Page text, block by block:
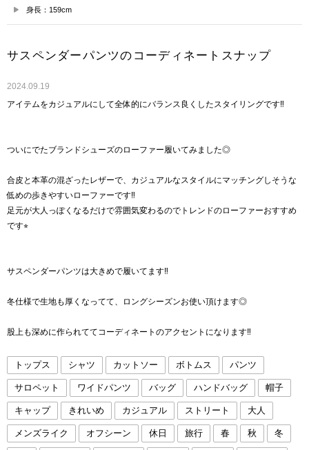
身長：159cm
サスペンダーパンツのコーディネートスナップ
2024.09.19
アイテムをカジュアルにして全体的にバランス良くしたスタイリングです‼︎
ついにでたブランドシューズのローファー履いてみました◎
合皮と本革の混ざったレザーで、カジュアルなスタイルにマッチングしそうな
低めの歩きやすいローファーです‼︎
足元が大人っぽくなるだけで雰囲気変わるのでトレンドのローファーおすすめ
です⭐︎
サスペンダーパンツは大きめで履いてます‼︎
冬仕様で生地も厚くなってて、ロングシーズンお使い頂けます◎
股上も深めに作られててコーディネートのアクセントになります‼︎
トップス シャツ カットソー ボトムス パンツ
サロペット ワイドパンツ バッグ ハンドバッグ 帽子
キャップ きれいめ カジュアル ストリート 大人
メンズライク オフシーン 休日 旅行 春 秋 冬